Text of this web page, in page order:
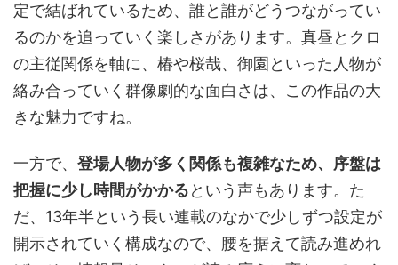
定で結ばれているため、誰と誰がどうつながってい
るのかを追っていく楽しさがあります。真昼とクロ
の主従関係を軸に、椿や桜哉、御園といった人物が
絡み合っていく群像劇的な面白さは、この作品の大
きな魅力ですね。
一方で、 登場人物が多く関係も複雑なため、序盤は
把握に少し時間がかかるという声もあります。た
だ、13年半という長い連載のなかで少しずつ設定が
開示されていく構成なので、腰を据えて読み進めれ